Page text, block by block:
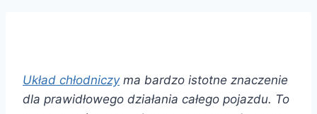
Układ chłodniczyma bardzo istotne znaczenie
dla prawidłowego działania całego pojazdu. To